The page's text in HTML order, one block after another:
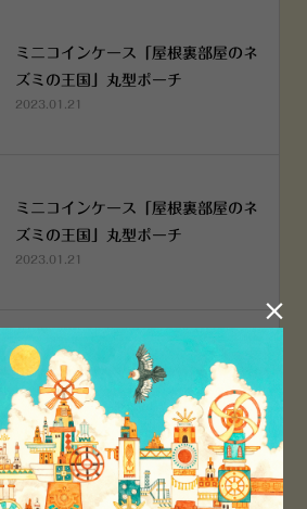
ミニコインケース「屋根裏部屋のネ
ズミの王国」丸型ポーチ
2023.01.21
ミニコインケース「屋根裏部屋のネ
ズミの王国」丸型ポーチ
2023.01.21
横浜赤レンガ倉庫店 12月6日 O
PEN！
2022.12.05
